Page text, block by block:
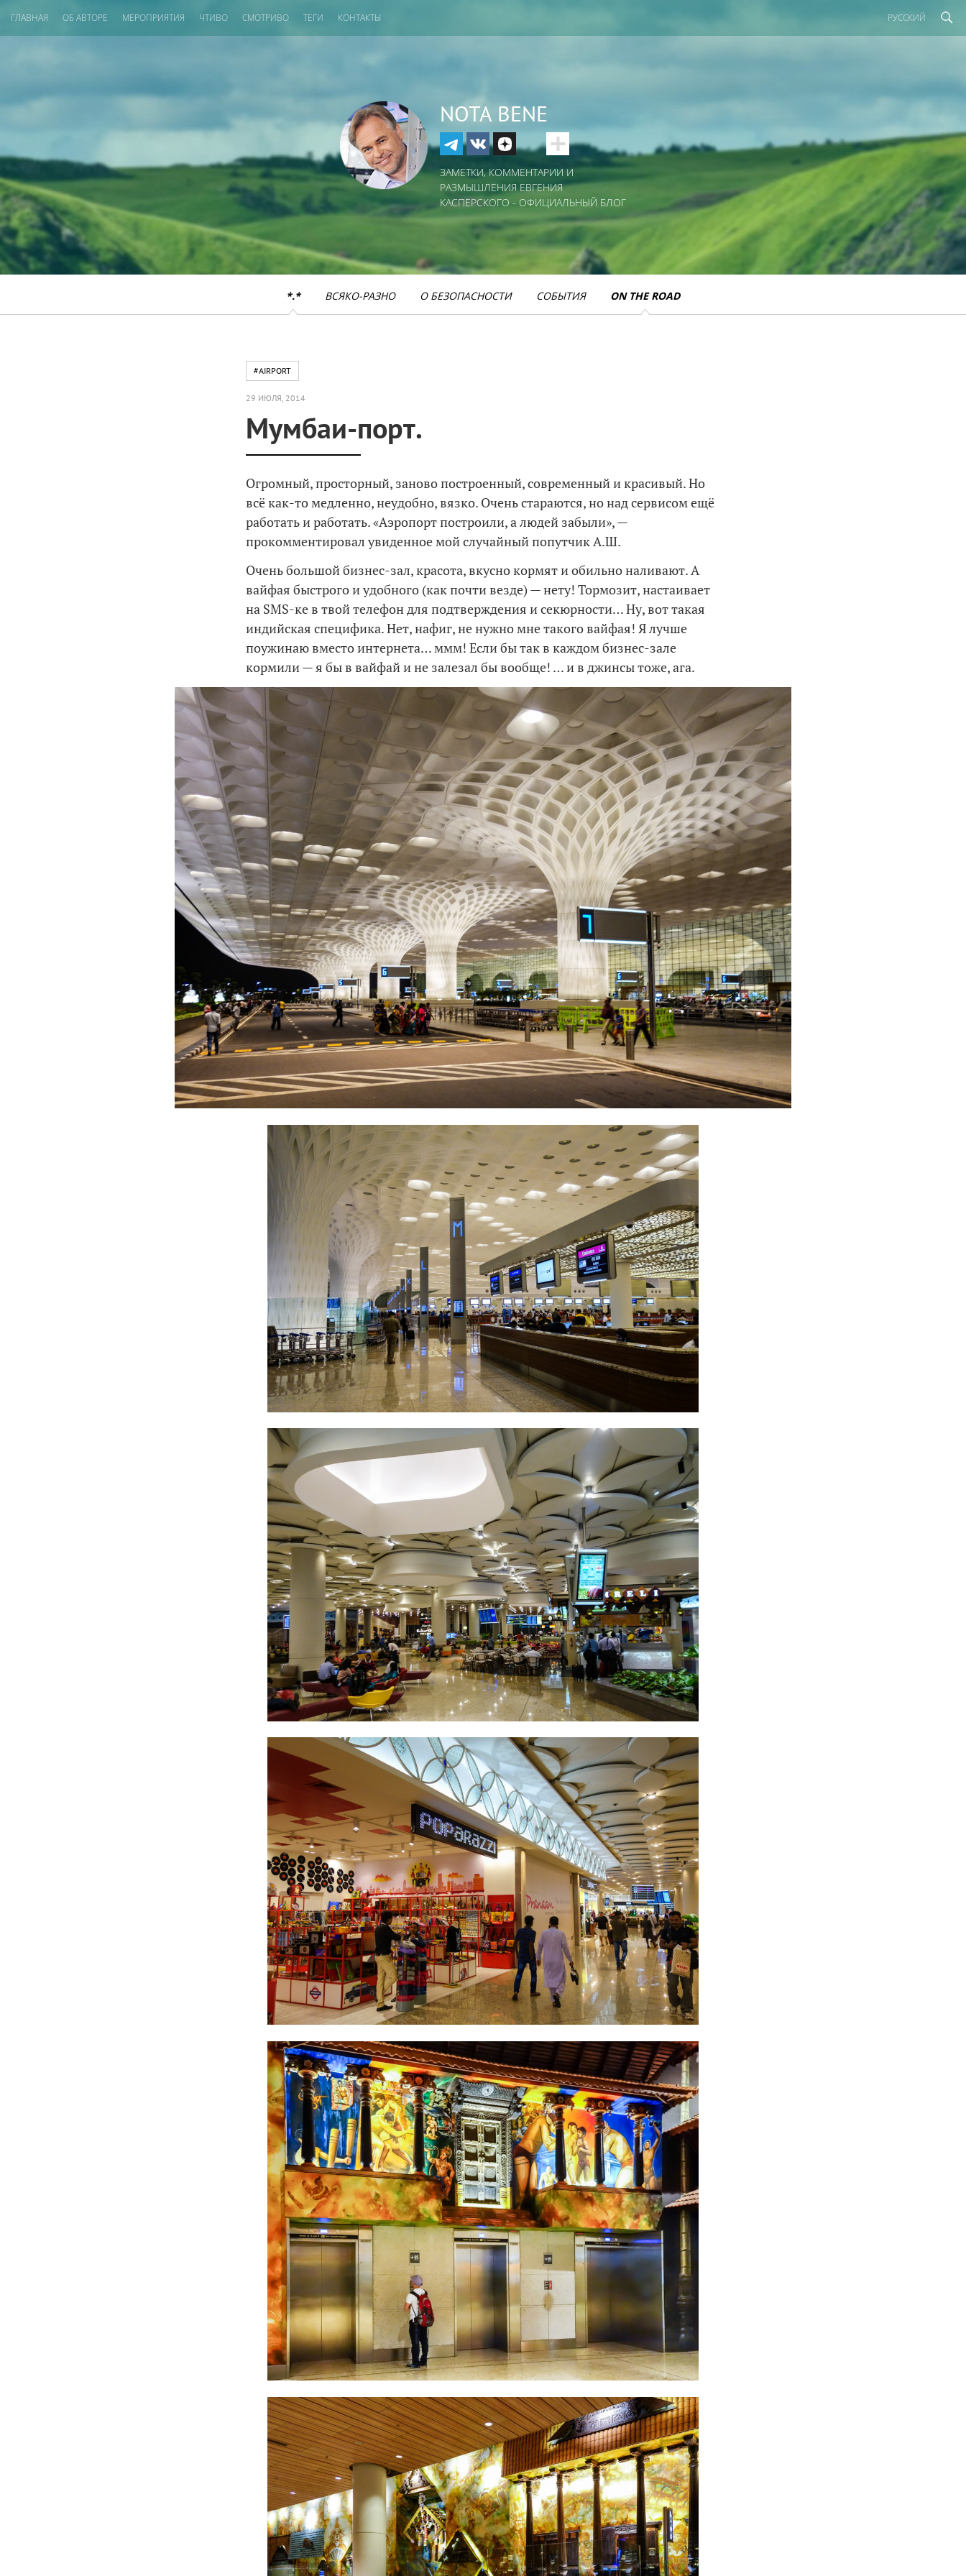
ГЛАВНАЯ ОБ АВТОРЕ МЕРОПРИЯТИЯ ЧТИВО СМОТРИВО ТЕГИ КОНТАКТЫ РУССКИЙ
NOTA BENE
ЗАМЕТКИ, КОММЕНТАРИИ И
РАЗМЫШЛЕНИЯ ЕВГЕНИЯ
КАСПЕРСКОГО - ОФИЦИАЛЬНЫЙ БЛОГ
*.* ВСЯКО-РАЗНО О БЕЗОПАСНОСТИ СОБЫТИЯ ON THE ROAD
#AIRPORT
29 ИЮЛЯ, 2014
Мумбаи-порт.
Огромный, просторный, заново построенный, современный и красивый. Но
всё как-то медленно, неудобно, вязко. Очень стараются, но над сервисом ещё
работать и работать. «Аэропорт построили, а людей забыли», —
прокомментировал увиденное мой случайный попутчик А.Ш.
Очень большой бизнес-зал, красота, вкусно кормят и обильно наливают. А
вайфая быстрого и удобного (как почти везде) — нету! Тормозит, настаивает
на SMS-ке в твой телефон для подтверждения и секюрности… Ну, вот такая
индийская специфика. Нет, нафиг, не нужно мне такого вайфая! Я лучше
поужинаю вместо интернета… ммм! Если бы так в каждом бизнес-зале
кормили — я бы в вайфай и не залезал бы вообще! … и в джинсы тоже, ага.